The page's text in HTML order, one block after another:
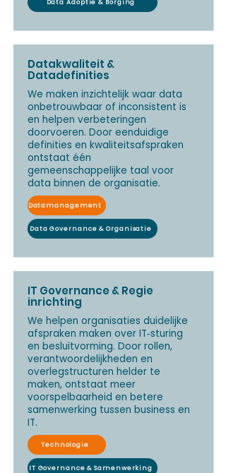
Data Adoptie & Borging
Datakwaliteit &
Datadefinities
We maken inzichtelijk waar data
onbetrouwbaar of inconsistent is
en helpen verbeteringen
doorvoeren. Door eenduidige
definities en kwaliteitsafspraken
ontstaat één
gemeenschappelijke taal voor
data binnen de organisatie.
Datamanagement
Data Governance & Organisatie
IT Governance & Regie
inrichting
We helpen organisaties duidelijke
afspraken maken over IT‑sturing
en besluitvorming. Door rollen,
verantwoordelijkheden en
overlegstructuren helder te
maken, ontstaat meer
voorspelbaarheid en betere
samenwerking tussen business en
IT.
Technologie
IT Governance & Samenwerking